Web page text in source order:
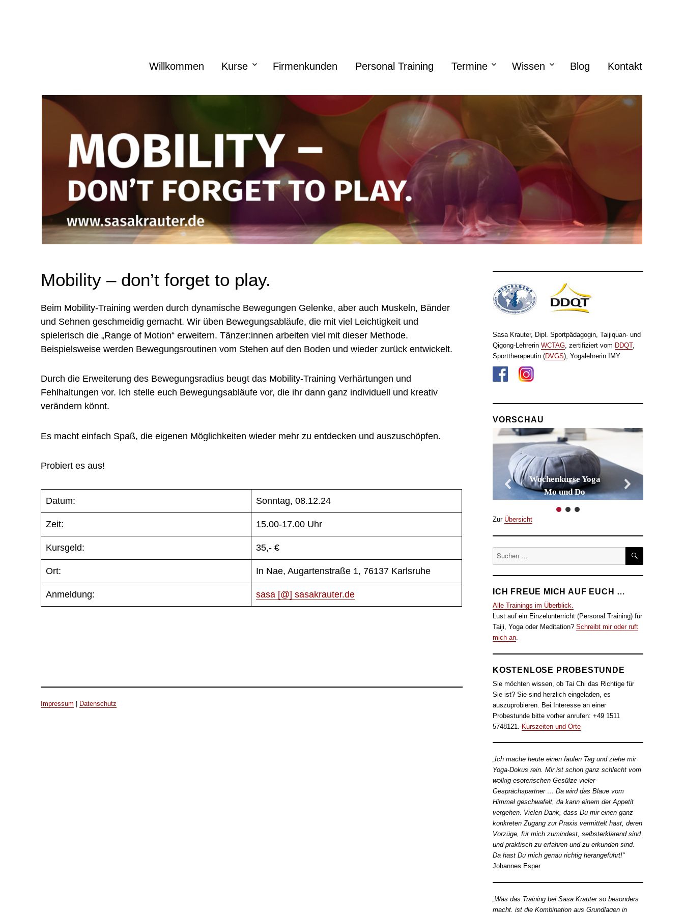
Willkommen Kurse Firmenkunden Personal Training Termine Wissen Blog Kontakt
Mobility – don’t forget to play.
Beim Mobility-Training werden durch dynamische Bewegungen Gelenke, aber auch Muskeln, Bänder
und Sehnen geschmeidig gemacht. Wir üben Bewegungsabläufe, die mit viel Leichtigkeit und
spielerisch die „Range of Motion“ erweitern. Tänzer:innen arbeiten viel mit dieser Methode.
Beispielsweise werden Bewegungsroutinen vom Stehen auf den Boden und wieder zurück entwickelt.
Durch die Erweiterung des Bewegungsradius beugt das Mobility-Training Verhärtungen und
Fehlhaltungen vor. Ich stelle euch Bewegungsabläufe vor, die ihr dann ganz individuell und kreativ
verändern könnt.
Es macht einfach Spaß, die eigenen Möglichkeiten wieder mehr zu entdecken und auszuschöpfen.
Probiert es aus!
Datum: Sonntag, 08.12.24
Zeit: 15.00-17.00 Uhr
Kursgeld: 35,- €
Ort: In Nae, Augartenstraße 1, 76137 Karlsruhe
Anmeldung: sasa [@] sasakrauter.de
Impressum Datenschutz
Sasa Krauter, Dipl. Sportpädagogin, Taijiquan- und
Qigong-Lehrerin WCTAG, zertifiziert vom DDQT,
Sporttherapeutin (DVGS), Yogalehrerin IMY
VORSCHAU
Wochenkurse Yoga
Mo und Do
Zur Übersicht
Suche
SUCHEN
ICH FREUE MICH AUF EUCH …
Alle Trainings im Überblick.
Lust auf ein Einzelunterricht (Personal Training) für
Taiji, Yoga oder Meditation? Schreibt mir oder ruft
mich an.
KOSTENLOSE PROBESTUNDE
Sie möchten wissen, ob Tai Chi das Richtige für
Sie ist? Sie sind herzlich eingeladen, es
auszuprobieren. Bei Interesse an einer
Probestunde bitte vorher anrufen: +49 1511
5748121. Kurszeiten und Orte
„Ich mache heute einen faulen Tag und ziehe mir
Yoga-Dokus rein. Mir ist schon ganz schlecht vom
wolkig-esoterischen Gesülze vieler
Gesprächspartner … Da wird das Blaue vom
Himmel geschwafelt, da kann einem der Appetit
vergehen. Vielen Dank, dass Du mir einen ganz
konkreten Zugang zur Praxis vermittelt hast, deren
Vorzüge, für mich zumindest, selbsterklärend sind
und praktisch zu erfahren und zu erkunden sind.
Da hast Du mich genau richtig herangeführt!“
Johannes Esper
„Was das Training bei Sasa Krauter so besonders
macht, ist die Kombination aus Grundlagen in